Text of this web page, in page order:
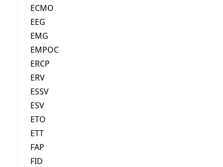
ECMO
EEG
EMG
EMPOC
ERCP
ERV
ESSV
ESV
ETO
ETT
FAP
FID